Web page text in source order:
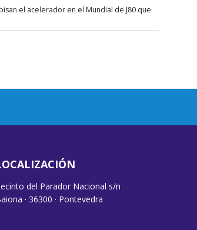
el acelerador en el Mundial de J80 que
del Parador Nacional s/n
· 36300 · Pontevedra